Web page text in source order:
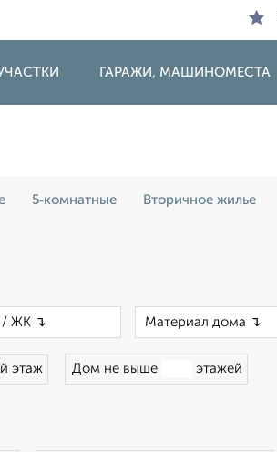
ГАРАЖИ, МАШИНОМЕСТА
5‑комнатные Вторичное жилье
этаж Дом не выше этажей